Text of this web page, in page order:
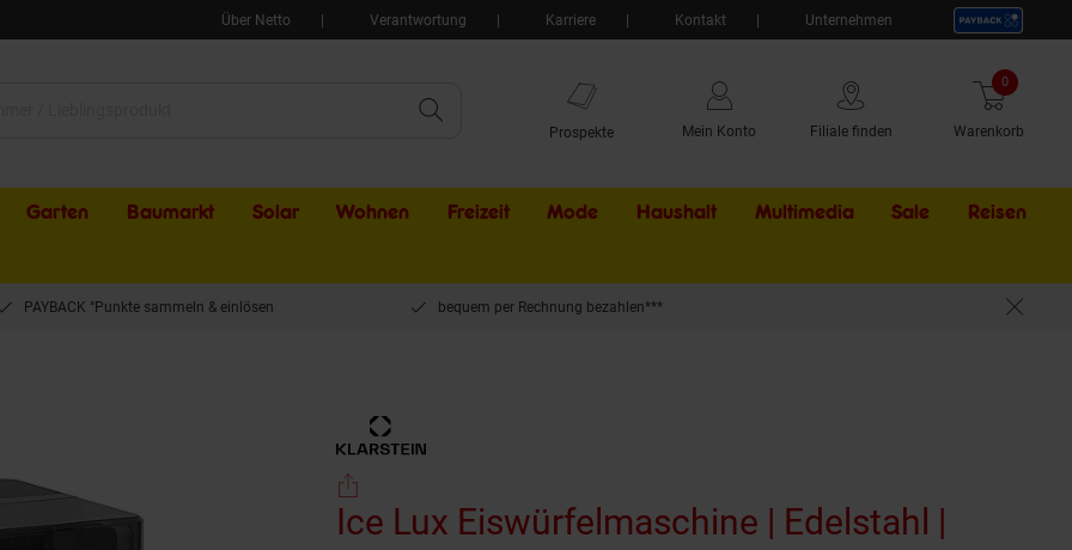
Über Netto Verantwortung Karriere Kontakt Unternehmen
Prospekte Mein Konto Filiale finden Warenkorb
0 Artikel
Garten Baumarkt Solar Wohnen Freizeit Mode Haushalt Multimedia Sale Externer
Reisen
PAYBACK °Punkte sammeln & einlösen bequem per Rechnung bezahlen***
Ice Lux Eiswürfelmaschine | Edelstahl |